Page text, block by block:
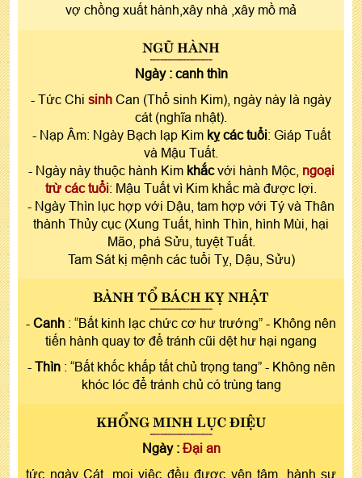
vợ chồng xuất hành,xây nhà ,xây mồ mả
NGŨ HÀNH
Ngày : canh thìn
- Tức Chi sinh Can (Thổ sinh Kim), ngày này là ngày
cát (nghĩa nhật).
- Nạp Âm: Ngày Bạch lạp Kim kỵ các tuổi: Giáp Tuất
và Mậu Tuất.
- Ngày này thuộc hành Kim khắcvới hành Mộc, ngoại
trừ các tuổi: Mậu Tuất vì Kim khắc mà được lợi.
- Ngày Thìn lục hợp với Dậu, tam hợp với Tý và Thân
thành Thủy cục (Xung Tuất, hình Thìn, hình Mùi, hại
Mão, phá Sửu, tuyệt Tuất.
Tam Sát kị mệnh các tuổi Tỵ, Dậu, Sửu)
BÀNH TỔ BÁCH KỴ NHẬT
- Canh : “Bất kinh lạc chức cơ hư trướng” - Không nên
tiến hành quay tơ để tránh cũi dệt hư hại ngang
- Thìn: “Bất khốc khấp tất chủ trọng tang” - Không nên
khóc lóc để tránh chủ có trùng tang
KHỔNG MINH LỤC ĐIỆU
Ngày : Đại an
tức ngày Cát, mọi việc đều được yên tâm, hành sự